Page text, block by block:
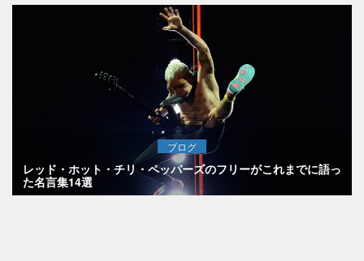
ブログ
レッド・ホット・チリ・ペッパーズのフリーがこれまでに語っ
た名言集14選